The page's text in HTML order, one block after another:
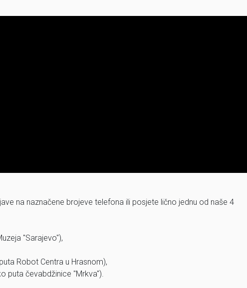
na naznačene brojeve telefona ili posjete lično jednu od naše 4
"Sarajevo"),
Robot Centra u Hrasnom),
puta čevabdžinice "Mrkva").